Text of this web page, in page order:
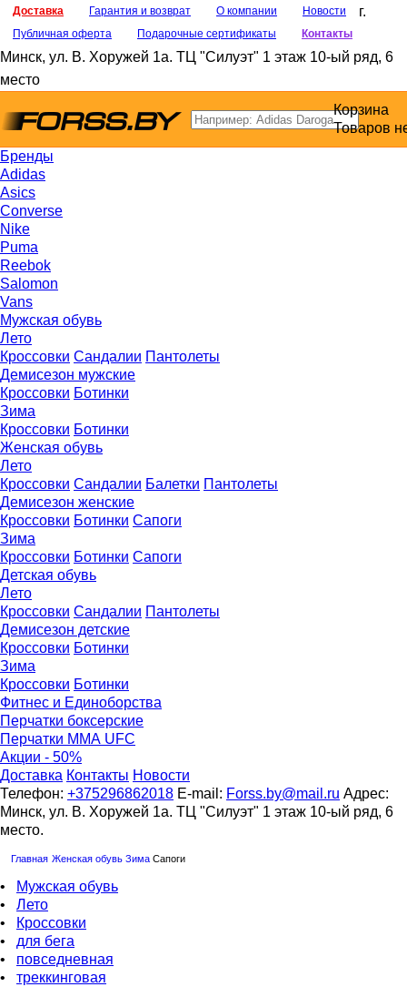
Доставка Гарантия и возврат О компании
Новости
Публичная оферта
Подарочные сертификаты Контакты
г.
Минск, ул. В. Хоружей 1а. ТЦ "Силуэт" 1 этаж 10-ый ряд, 6
место
Корзина
Товаров
Бренды
Adidas
Asics
Converse
Nike
Puma
Reebok
Salomon
Vans
Мужская обувь
Лето
Кроссовки Сандалии Пантолеты
Демисезон мужские
Кроссовки Ботинки
Зима
Кроссовки Ботинки
Женская обувь
Лето
Кроссовки Сандалии Балетки Пантолеты
Демисезон женские
Кроссовки Бoтинки Сапоги
Зима
Кроссовки Ботинки Сапоги
Детская обувь
Летo
Кроссовки Сандалии Пантолеты
Демисезон детские
Кроссовки Ботинки
Зима
Кроссовки Ботинки
Фитнес и Единоборства
Перчатки боксерские
Перчатки ММА UFC
Акции - 50%
Доставка Контакты Новости
Телефон: +375296862018 E-mail: Forss.by@mail.ru Адрес:
Минск, ул. В. Хоружей 1а. ТЦ "Силуэт" 1 этаж 10-ый ряд, 6
место.
Главная Женская обувь Зима Сапоги
•
Мужская обувь
• Лето
•
Кроссовки
• для бега
• повседневная
• треккинговая